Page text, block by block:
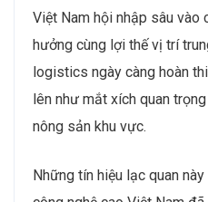
Việt Nam hội nhập sâu vào
hưởng cùng lợi thế vị trí
logistics ngày càng hoàn
lên như mắt xích quan
nông sản khu vực.
Những tín hiệu lạc quan